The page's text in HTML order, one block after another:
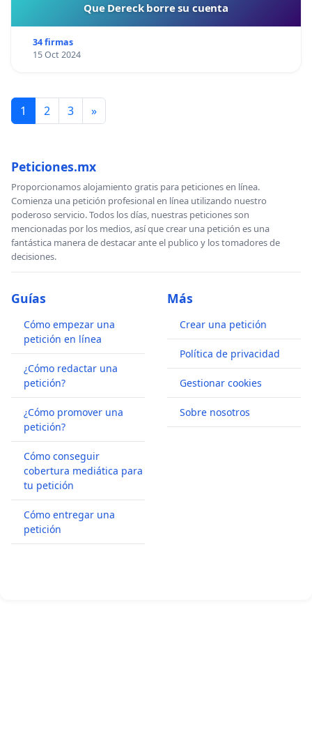
Que Dereck borre su cuenta
34 firmas
15 Oct 2024
1 2 3 »
Peticiones.mx
Proporcionamos alojamiento gratis para peticiones en línea.
Comienza una petición profesional en línea utilizando nuestro
poderoso servicio. Todos los días, nuestras peticiones son
mencionadas por los medios, así que crear una petición es una
fantástica manera de destacar ante el publico y los tomadores de
decisiones.
Guías
Cómo empezar una
petición en línea
¿Cómo redactar una
petición?
¿Cómo promover una
petición?
Cómo conseguir
cobertura mediática para
tu petición
Cómo entregar una
petición
Más
Crear una petición
Política de privacidad
Gestionar cookies
Sobre nosotros